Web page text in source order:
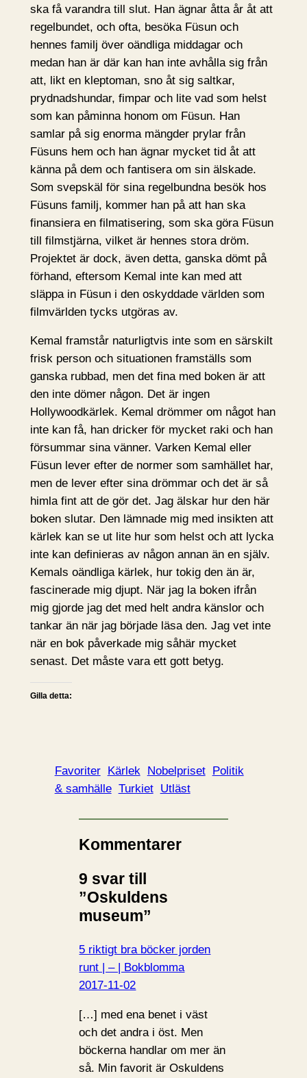
ska få varandra till slut. Han ägnar åtta år åt att
regelbundet, och ofta, besöka Füsun och
hennes familj över oändliga middagar och
medan han är där kan han inte avhålla sig från
att, likt en kleptoman, sno åt sig saltkar,
prydnadshundar, fimpar och lite vad som helst
som kan påminna honom om Füsun. Han
samlar på sig enorma mängder prylar från
Füsuns hem och han ägnar mycket tid åt att
känna på dem och fantisera om sin älskade.
Som svepskäl för sina regelbundna besök hos
Füsuns familj, kommer han på att han ska
finansiera en filmatisering, som ska göra Füsun
till filmstjärna, vilket är hennes stora dröm.
Projektet är dock, även detta, ganska dömt på
förhand, eftersom Kemal inte kan med att
släppa in Füsun i den oskyddade världen som
filmvärlden tycks utgöras av.
Kemal framstår naturligtvis inte som en särskilt
frisk person och situationen framställs som
ganska rubbad, men det fina med boken är att
den inte dömer någon. Det är ingen
Hollywoodkärlek. Kemal drömmer om något han
inte kan få, han dricker för mycket raki och han
försummar sina vänner. Varken Kemal eller
Füsun lever efter de normer som samhället har,
men de lever efter sina drömmar och det är så
himla fint att de gör det. Jag älskar hur den här
boken slutar. Den lämnade mig med insikten att
kärlek kan se ut lite hur som helst och att lycka
inte kan definieras av någon annan än en själv.
Kemals oändliga kärlek, hur tokig den än är,
fascinerade mig djupt. När jag la boken ifrån
mig gjorde jag det med helt andra känslor och
tankar än när jag började läsa den. Jag vet inte
när en bok påverkade mig såhär mycket
senast. Det måste vara ett gott betyg.
Gilla detta:
Favoriter Kärlek Nobelpriset Politik
& samhälle Turkiet Utläst
Kommentarer
9 svar till
”Oskuldens
museum”
5 riktigt bra böcker jorden
runt | – | Bokblomma
2017-11-02
[…] med ena benet i väst
och det andra i öst. Men
böckerna handlar om mer än
så. Min favorit är Oskuldens